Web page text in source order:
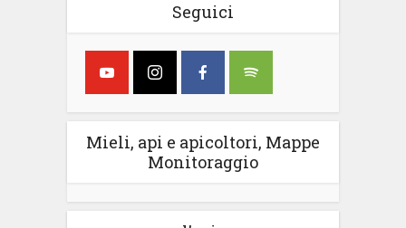
Seguici
Mieli, api e apicoltori, Mappe
Monitoraggio